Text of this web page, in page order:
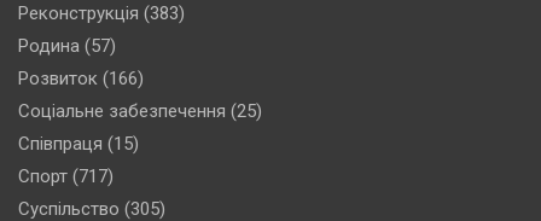
Реконструкція (383)
Родина (57)
Розвиток (166)
Соціальне забезпечення (25)
Співпраця (15)
Спорт (717)
Суспільство (305)